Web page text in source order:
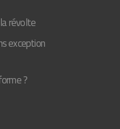
révolte
exception
?